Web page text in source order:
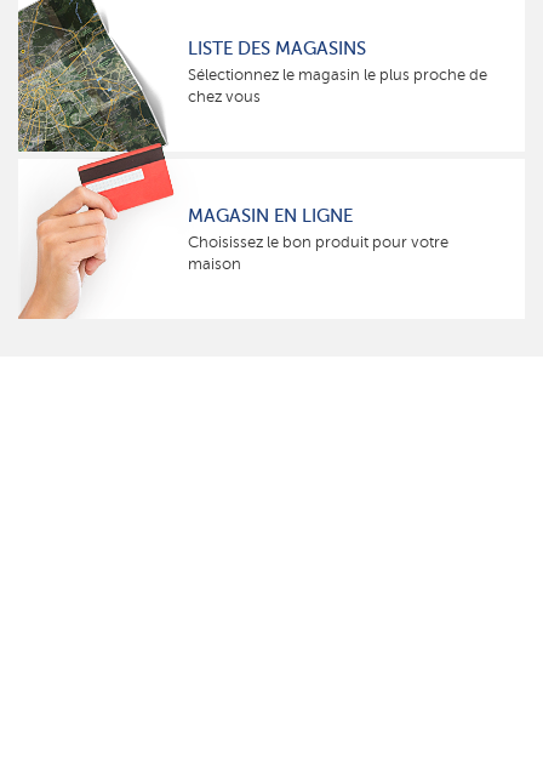
LISTE DES MAGASINS
Sélectionnez le magasin le plus proche de
chez vous
MAGASIN EN LIGNE
Choisissez le bon produit pour votre
maison